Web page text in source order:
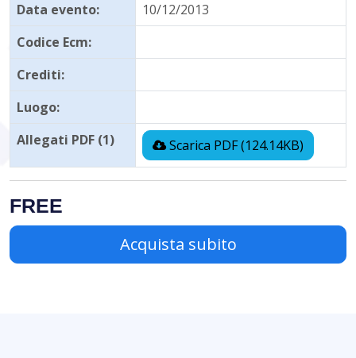
Data evento:
10/12/2013
Codice Ecm:
Crediti:
Luogo:
Allegati PDF (1)
Scarica PDF (124.14KB)
FREE
Acquista subito